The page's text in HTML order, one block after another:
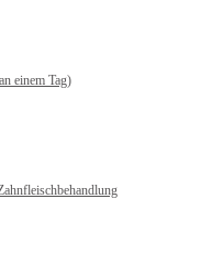
einem Tag)